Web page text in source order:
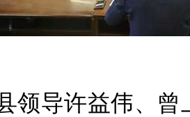
导许益伟、曾